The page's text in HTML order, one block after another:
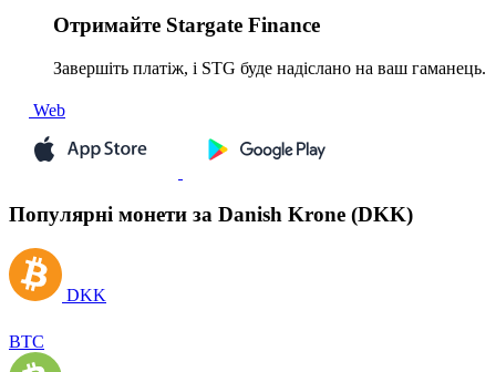
Отримайте Stargate Finance
Завершіть платіж, і STG буде надіслано на ваш гаманець.
Web
Популярні монети за Danish Krone (DKK)
DKK
BTC